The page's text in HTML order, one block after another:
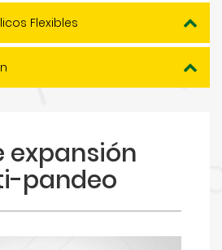
Flexibles
expansión
pandeo